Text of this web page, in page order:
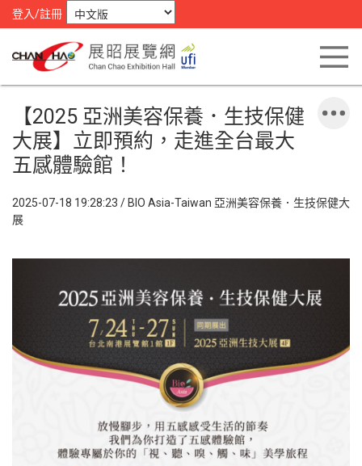
登入/註冊
【2025 亞洲美容保養．生技保健
大展】立即預約，走進全台最大
五感體驗館！
2025-07-18 19:28:23 / BIO Asia-Taiwan 亞洲美容保養．生技保健大
展